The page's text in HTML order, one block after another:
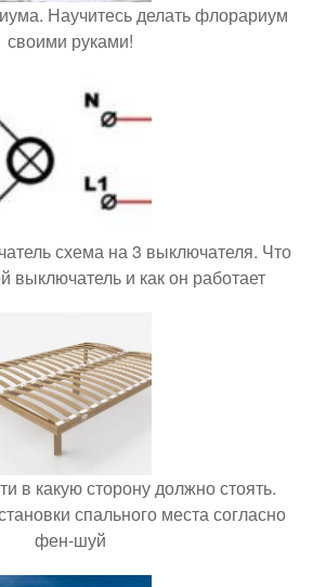
Научитесь делать флорариум
своими руками!
схема на 3 выключателя. Что
выключатель и как он работает
в какую сторону должно стоять.
спального места согласно
фен-шуй